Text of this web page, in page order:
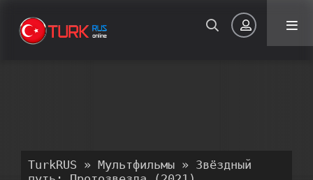
TurkRUS » Мультфильмы » Звёздный